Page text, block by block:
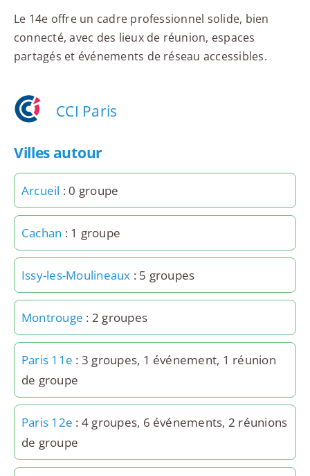
Le 14e offre un cadre professionnel solide, bien
connecté, avec des lieux de réunion, espaces
partagés et événements de réseau accessibles.
CCI Paris
Villes autour
Arcueil : 0 groupe
Cachan : 1 groupe
Issy-les-Moulineaux : 5 groupes
Montrouge : 2 groupes
Paris 11e : 3 groupes, 1 événement, 1 réunion
de groupe
Paris 12e : 4 groupes, 6 événements, 2 réunions
de groupe